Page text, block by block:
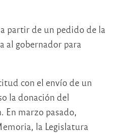
partir de un pedido de la
al gobernador para
con el envío de un
la donación del
En marzo pasado,
la Legislatura